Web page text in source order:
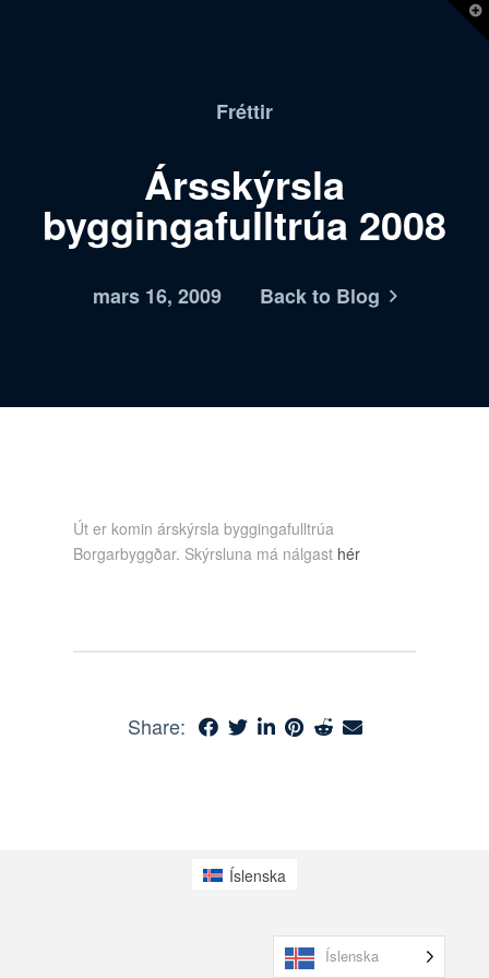
Fréttir
Ársskýrsla
byggingafulltrúa 2008
mars 16, 2009 Back to Blog
Út er komin árskýrsla byggingafulltrúa
Borgarbyggðar. Skýrsluna má nálgast hér
Share:
Íslenska
Íslenska